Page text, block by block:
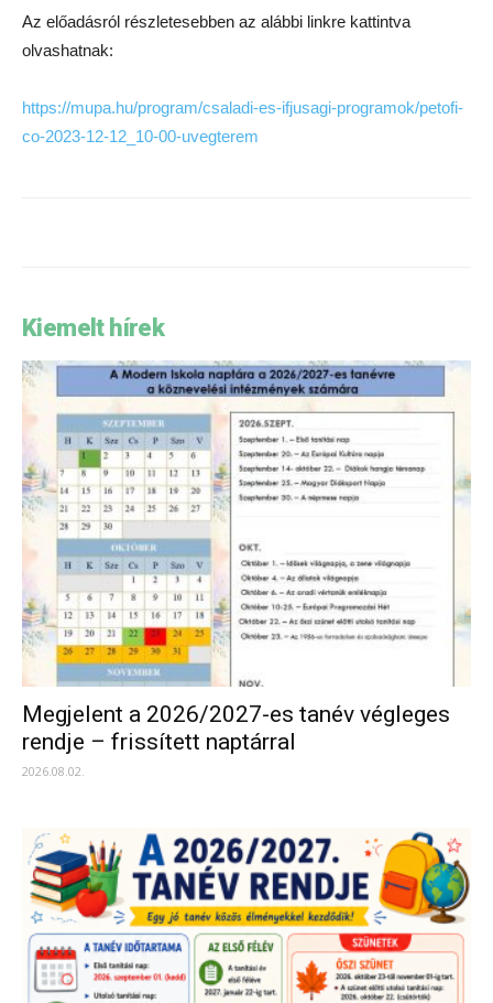
Az előadásról részletesebben az alábbi linkre kattintva
olvashatnak:
https://mupa.hu/program/csaladi-es-ifjusagi-programok/petofi-
co-2023-12-12_10-00-uvegterem
Kiemelt hírek
Megjelent a 2026/2027-es tanév végleges
rendje – frissített naptárral
2026.08.02.